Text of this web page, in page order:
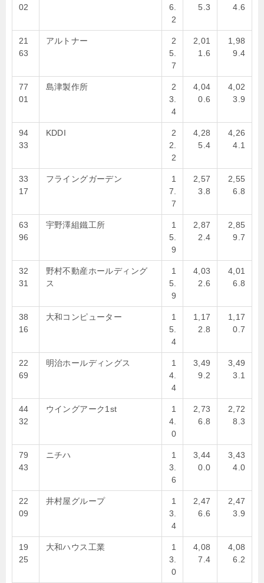
02
6.
2
5.3
4.6
21
63
アルトナー
2
5.
7
2,01
1.6
1,98
9.4
77
01
島津製作所
2
3.
4
4,04
0.6
4,02
3.9
94
33
KDDI
2
2.
2
4,28
5.4
4,26
4.1
33
17
フライングガーデン
1
7.
7
2,57
3.8
2,55
6.8
63
96
宇野澤組鐵工所
1
5.
9
2,87
2.4
2,85
9.7
32
31
野村不動産ホールディング
ス
1
5.
9
4,03
2.6
4,01
6.8
38
16
大和コンピューター
1
5.
4
1,17
2.8
1,17
0.7
22
69
明治ホールディングス
1
4.
4
3,49
9.2
3,49
3.1
44
32
ウイングアーク1st
1
4.
0
2,73
6.8
2,72
8.3
79
43
ニチハ
1
3.
6
3,44
0.0
3,43
4.0
22
09
井村屋グループ
1
3.
4
2,47
6.6
2,47
3.9
19
25
大和ハウス工業
1
3.
0
4,08
7.4
4,08
6.2